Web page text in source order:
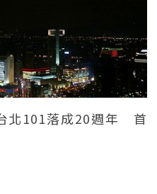
北101落成20週年 首